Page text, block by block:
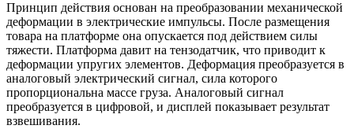
Принцип действия основан на преобразовании механической
деформации в электрические импульсы. После размещения
товара на платформе она опускается под действием силы
тяжести. Платформа давит на тензодатчик, что приводит к
деформации упругих элементов. Деформация преобразуется в
аналоговый электрический сигнал, сила которого
пропорциональна массе груза. Аналоговый сигнал
преобразуется в цифровой, и дисплей показывает результат
взвешивания.